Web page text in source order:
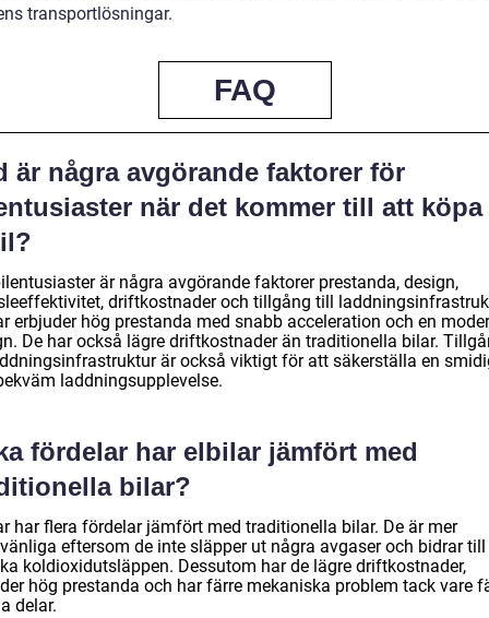
transportlösningar.
FAQ
är några avgörande faktorer för
när det kommer till att köpa
är några avgörande faktorer prestanda, design,
driftkostnader och tillgång till
erbjuder hög prestanda med snabb acceleration och en
De har också lägre driftkostnader än traditionella bilar.
är också viktigt för att säkerställa en
laddningsupplevelse.
fördelar har elbilar jämfört med
bilar?
har flera fördelar jämfört med traditionella bilar. De är mer
eftersom de inte släpper ut några avgaser och bidrar
koldioxidutsläppen. Dessutom har de lägre driftkostnader,
hög prestanda och har färre mekaniska problem tack vare
delar.